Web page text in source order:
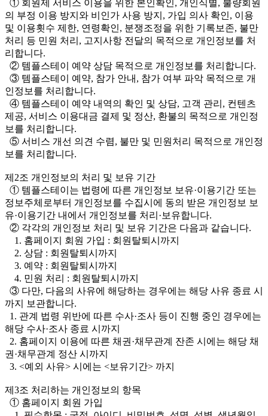
① 회원제 서비스 이용을 위한 본인확인, 개인식별, 불량회원
의 부정 이용 방지와 비인가 사용 방지, 가입 의사 확인, 이용
및 이용횟수 제한, 연령확인, 분쟁조정을 위한 기록보존, 불만
처리 등 민원 처리, 고지사항 전달의 목적으로 개인정보를 처
리합니다.
② 템플스테이 예약 상담 목적으로 개인정보를 처리합니다.
③ 템플스테이 예약, 참가 안내, 참가 여부 파악 목적으로 개
인정보를 처리합니다.
④ 템플스테이 예약 내역의 확인 및 상담, 고객 관리, 컨텐츠
제공, 서비스 이용대금 결제 및 정산, 환불의 목적으로 개인정
보를 처리합니다.
⑤ 서비스 개선 의견 수렴, 불만 및 민원처리 목적으로 개인정
보를 처리합니다.
제2조 개인정보의 처리 및 보유 기간
① 템플스테이는 법령에 따른 개인정보 보유·이용기간 또는
정보주체로부터 개인정보를 수집시에 동의 받은 개인정보 보
유·이용기간 내에서 개인정보를 처리·보유합니다.
② 각각의 개인정보 처리 및 보유 기간은 다음과 같습니다.
1. 홈페이지 회원 가입 : 회원탈퇴시까지
2. 상담 : 회원탈퇴시까지
3. 예약 : 회원탈퇴시까지
4. 민원 처리 : 회원탈퇴시까지
③ 다만, 다음의 사유에 해당하는 경우에는 해당 사유 종료 시
까지 보관합니다.
1. 관계 법령 위반에 따른 수사·조사 등이 진행 중인 경우에는
해당 수사·조사 종료 시까지
2. 홈페이지 이용에 따른 채권·채무관계 잔존 시에는 해당 채
권·채무관계 정산 시까지
3. <예외 사유> 시에는 <보유기간> 까지
제3조 처리하는 개인정보의 항목
① 홈페이지 회원 가입